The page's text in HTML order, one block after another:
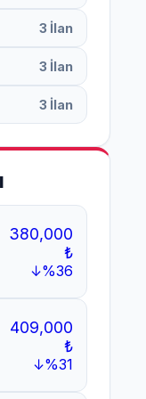
3 İlan
3 İlan
3 İlan
380,000
₺
↓%36
409,000
₺
↓%31